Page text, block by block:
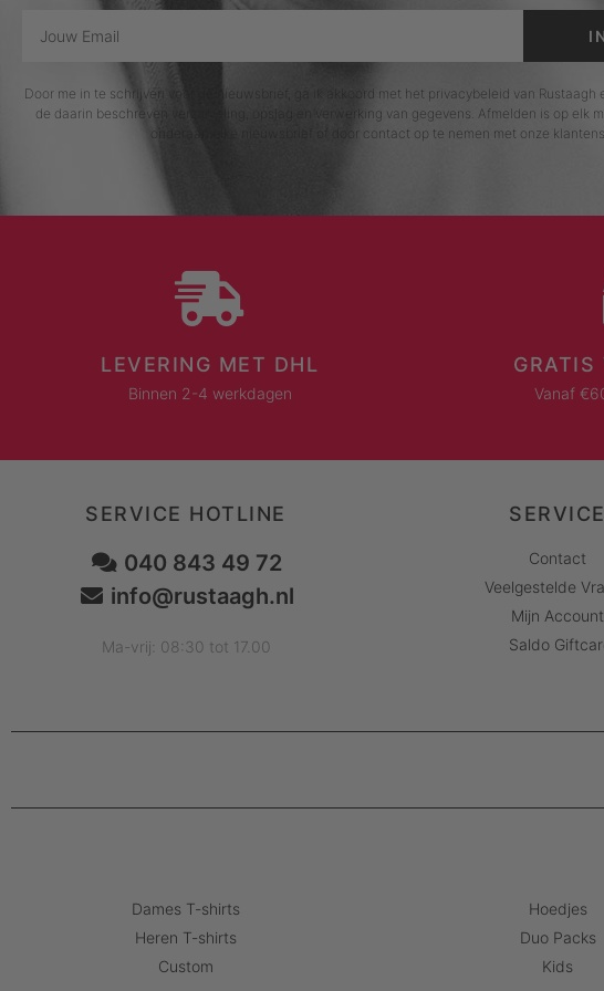
Door me in te schrijven voor de nieuwsbrief, ga ik akkoord met het privacybeleid van Rustaagh
de daarin beschreven verzameling, opslag en verwerking van gegevens. Afmelden is op elk
onderaan elke nieuwsbrief of door contact op te nemen met onze
LEVERING MET DHL
Binnen 2-4 werkdagen
GRATIS
Vanaf
SERVICE HOTLINE
040 843 49 72
info@rustaagh.nl
Ma-vrij: 08:30 tot 17.00
SERVICE
Contact
Veelgestelde
Mijn Account
Saldo
Dames T-shirts
Heren T-shirts
Custom
Hoedjes
Duo Packs
Kids